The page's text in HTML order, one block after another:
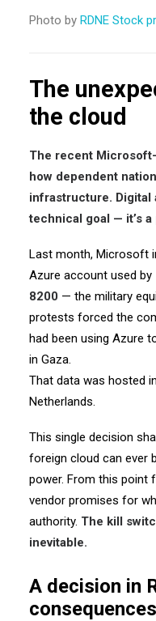
Photo by RDNE Stock
The
the cloud
The recent
how dependent
infrastructure. Digital
technical goal — it’s
Last month, Microsoft
Azure account used by
8200 — the military
protests forced the
had been using Azure
in Gaza.
That data was hosted
Netherlands.
This single decision
foreign cloud can ever
power. From this point
vendor promises for
authority. The kill
inevitable.
A decision in
consequences